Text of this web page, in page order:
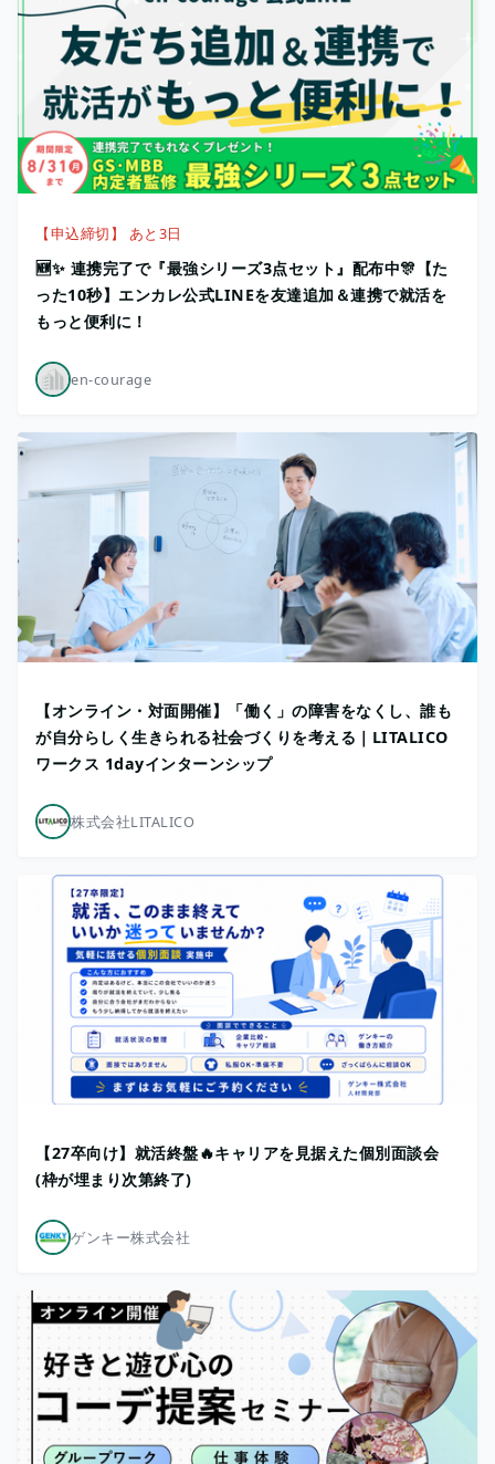
【申込締切】 あと3日
🆕✨ 連携完了で『最強シリーズ3点セット』配布中🎊【た
った10秒】エンカレ公式LINEを友達追加＆連携で就活を
もっと便利に！
en-courage
【オンライン・対面開催】「働く」の障害をなくし、誰も
が自分らしく生きられる社会づくりを考える｜LITALICO
ワークス 1dayインターンシップ
株式会社LITALICO
【27卒向け】就活終盤🔥キャリアを見据えた個別面談会
(枠が埋まり次第終了)
ゲンキー株式会社